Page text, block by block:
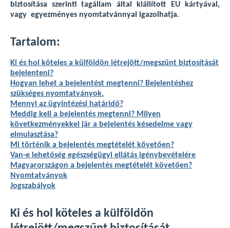
biztosítása szerinti tagállam által kiállított EU kártyával,
vagy egyezményes nyomtatvánnyal igazolhatja.
Tartalom:
Ki és hol köteles a külföldön létrejött/megszűnt biztosítását
bejelenteni?
Hogyan lehet a bejelentést megtenni? Bejelentéshez
szükséges nyomtatványok.
Mennyi az ügyintézési határidő?
Meddig kell a bejelentés megtenni? Milyen
következményekkel jár a bejelentés késedelme vagy
elmulasztása?
Mi történik a bejelentés megtételét követően?
Van-e lehetőség egészségügyi ellátás igénybevételére
Magyarországon a bejelentés megtételét követően?
Nyomtatványok
Jogszabályok
Ki és hol köteles a külföldön